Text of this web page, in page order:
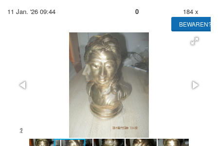
11 Jan. '26 09:44 0 184 x
BEWAREN?
2